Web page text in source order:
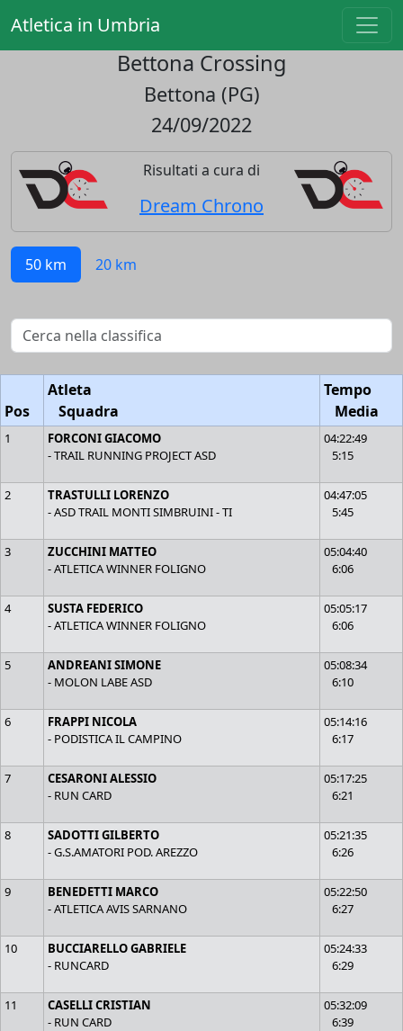
Atletica in Umbria
Bettona Crossing
Bettona (PG)
24/09/2022
Risultati a cura di
Dream Chrono
50 km 20 km
Pos
Atleta
Squadra
Tempo
Media
1
FORCONI GIACOMO
- TRAIL RUNNING PROJECT ASD
04:22:49
5:15
2
TRASTULLI LORENZO
- ASD TRAIL MONTI SIMBRUINI - TI
04:47:05
5:45
3
ZUCCHINI MATTEO
- ATLETICA WINNER FOLIGNO
05:04:40
6:06
4
SUSTA FEDERICO
- ATLETICA WINNER FOLIGNO
05:05:17
6:06
5
ANDREANI SIMONE
- MOLON LABE ASD
05:08:34
6:10
6
FRAPPI NICOLA
- PODISTICA IL CAMPINO
05:14:16
6:17
7
CESARONI ALESSIO
- RUN CARD
05:17:25
6:21
8
SADOTTI GILBERTO
- G.S.AMATORI POD. AREZZO
05:21:35
6:26
9
BENEDETTI MARCO
- ATLETICA AVIS SARNANO
05:22:50
6:27
10
BUCCIARELLO GABRIELE
- RUNCARD
05:24:33
6:29
11
CASELLI CRISTIAN
- RUN CARD
05:32:09
6:39